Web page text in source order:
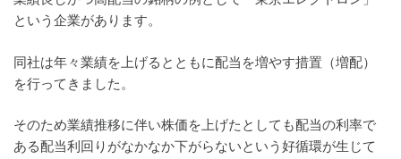
という企業があります。
同社は年々業績を上げるとともに配当を増やす措置（増配）
を行ってきました。
そのため業績推移に伴い株価を上げたとしても配当の利率で
ある配当利回りがなかなか下がらないという好循環が生じて